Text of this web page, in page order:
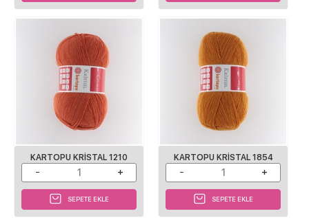
KARTOPU KRISTAL 1210
SEPETE EKLE
KARTOPU KRISTAL 1854
SEPETE EKLE